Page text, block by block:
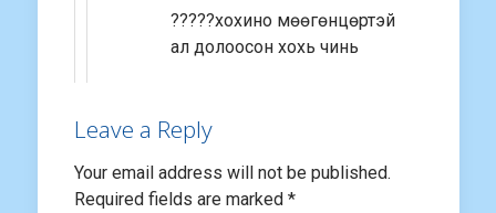
?????хохино мөөгөнцөртэй
ал долоосон хохь чинь
Leave a Reply
Your email address will not be published.
Required fields are marked *